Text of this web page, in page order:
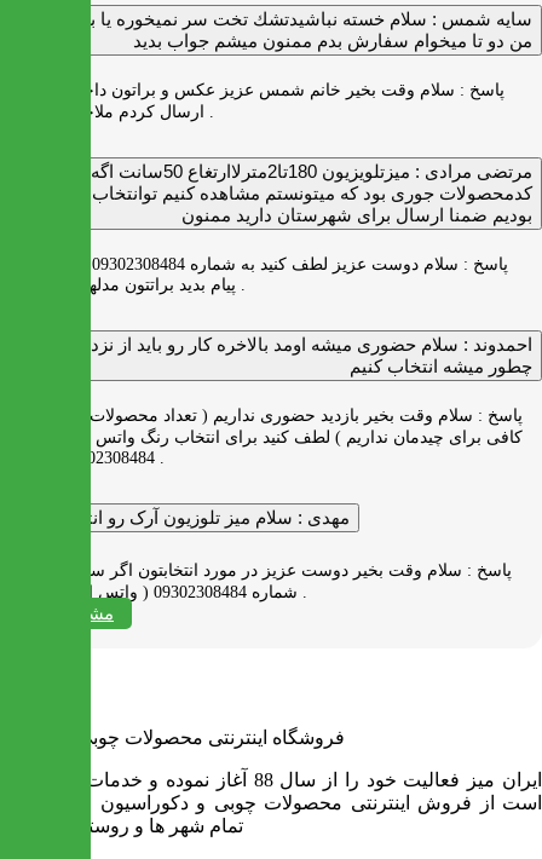
سايه شمس : سلام خسته نباشيدتشك تخت سر نميخوره يا برنميگرده
من دو تا ميخوام سفارش بدم ممنون ميشم جواب بديد
پاسخ : سلام وقت بخیر خانم شمس عزیز عکس و براتون داخل واتس اپ
مرتضی مرادی :
میزتلویزیون 180تا2مترلاارتغاع 50سانت اگه
کدمحصولات جوری بود که میتونستم مشاهده کنیم توانتخاب راحت‌تر
بودیم ضمنا ارسال برای شهرستان دارید ممنون
پاسخ :
پیام بدید براتتون مدلها رو بفرستیم .
احمدوند : سلام حضوری میشه اومد بالاخره کار رو باید از نزدیک دید
چطور میشه انتخاب کنیم
پاسخ : سلام وقت بخیر بازدید حضوری نداریم ( تعداد محصولات زیاد و فضای
کافی برای چیدمان نداریم ) لطف کنید برای انتخاب رنگ واتس اپ به شماره
مهدی : سلام میز تلوزیون آرک رو انتخاب کردم
پاسخ : سلام وقت بخیر دوست عزیز در مورد انتخابتون اگر سوالی دارید به
مشاهده همه
فروشگاه اینترنتی محصولات چوبی ایران میز
ایران میز فعالیت خود را از سال 88 آغاز نموده و خدمات آن عبارت
است از فروش اینترنتی محصولات چوبی و دکوراسیون و ارسال به
تمام شهر ها و روستاهای کشور